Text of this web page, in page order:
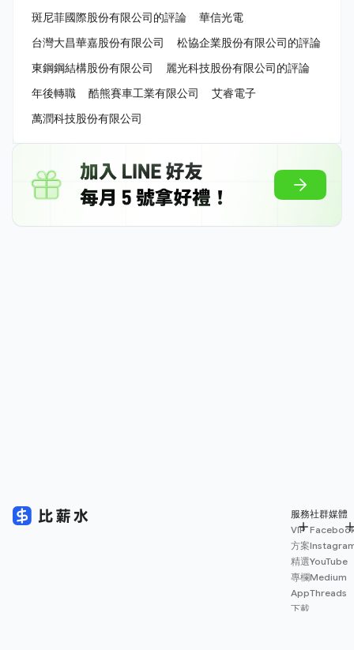
斑尼菲國際股份有限公司的評論
華信光電
台灣大昌華嘉股份有限公司
松協企業股份有限公司的評論
東鋼鋼結構股份有限公司
麗光科技股份有限公司的評論
年後轉職
酷熊賽車工業有限公司
艾睿電子
萬潤科技股份有限公司
服務
VIP
方案
精選
專欄
App
下載
社群媒體
YouTube
Medium
Threads